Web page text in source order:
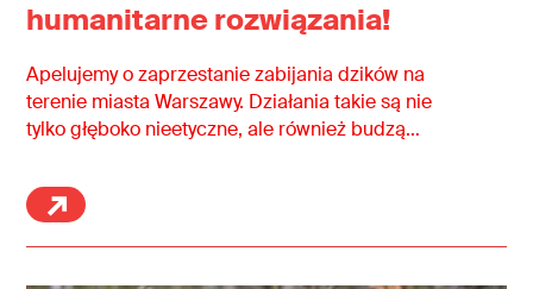
humanitarne rozwiązania!
Apelujemy o zaprzestanie zabijania dzików na
terenie miasta Warszawy. Działania takie są nie
tylko głęboko nieetyczne, ale również budzą
obowiązującymi przepisami prawa oraz
zasadami ochrony zwierząt i przyrody, a także